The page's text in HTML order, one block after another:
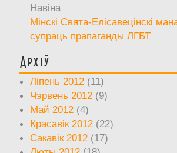
Навіна
Мінскі Свята-Елісавецінскі
супраць прапаганды ЛГБТ
Архіў
Ліпень 2012 (11)
Чэрвень 2012 (9)
Май 2012 (4)
Красавік 2012 (22)
Сакавік 2012 (17)